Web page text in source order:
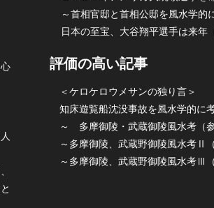
～首相官邸と首相公邸を風水学的
日本の至宝、大谷翔平選手は来年
評価の高い記事
＜ケロケロウメサンの独り言＞
知床遊覧船沈没事故を風水学的に
～ 多摩御陵・武蔵御陵風水考（
～多摩御陵、武蔵野御陵風水考Ⅱ
～多摩御陵、武蔵野御陵風水考Ⅲ